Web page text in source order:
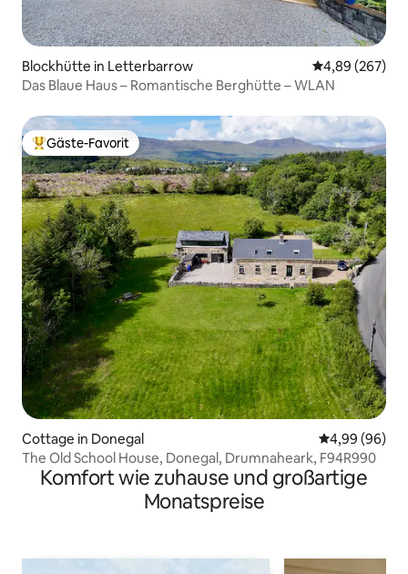
Blockhütte in Letterbarrow
4,89 (267)
Das Blaue Haus – Romantische Berghütte – WLAN
Beliebter Gäste-Favorit.
Gäste-Favorit
Cottage in Donegal
4,99 (96)
The Old School House, Donegal, Drumnaheark, F94R990
Komfort wie zuhause und großartige
Monatspreise